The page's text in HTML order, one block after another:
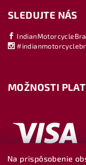
Na prispôsobenie
SLEDUJTE NÁS
MOŽNOSTI